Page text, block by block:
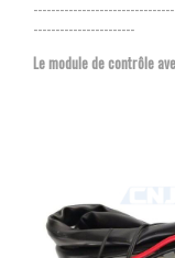
-----------------------
Le module de contrôle